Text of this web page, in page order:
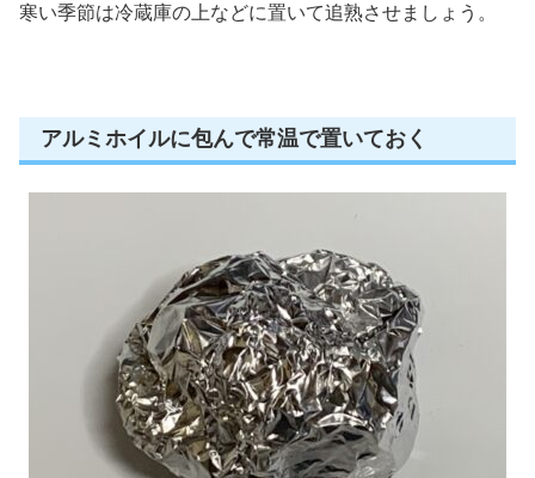
寒い季節は冷蔵庫の上などに置いて追熟させましょう。
アルミホイルに包んで常温で置いておく